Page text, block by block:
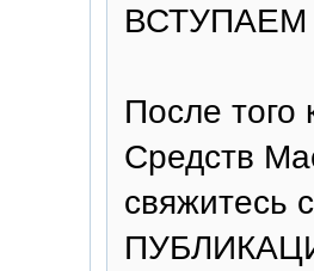
ВСТУПАЕМ
После
Средств
свяжитесь